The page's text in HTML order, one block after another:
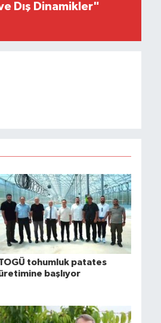
Dış Dinamikler"
tohumluk patates
başlıyor